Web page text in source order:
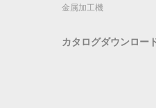
金属加工機
カタログダウンロー